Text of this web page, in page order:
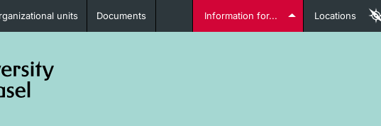
units Documents Information for... Locations